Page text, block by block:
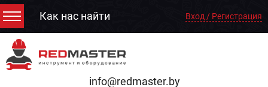
Как нас найти Вход / Регистрация
info@redmaster.by